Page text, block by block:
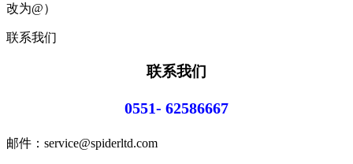
改为@）
联系我们
联系我们
0551- 62586667
邮件：service@spiderltd.com